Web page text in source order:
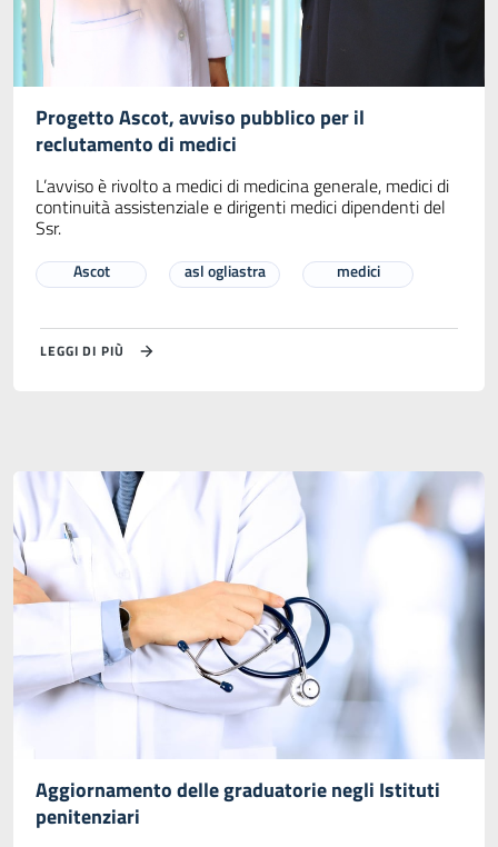
Progetto Ascot, avviso pubblico per il
reclutamento di medici
L’avviso è rivolto a medici di medicina generale, medici di
continuità assistenziale e dirigenti medici dipendenti del
Ssr.
Ascot asl ogliastra medici
LEGGI DI PIÙ
Aggiornamento delle graduatorie negli Istituti
penitenziari